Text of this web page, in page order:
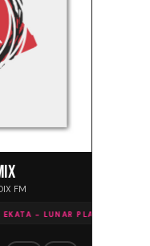
FM
EKATA - LUNAR PLANE REMIX ·